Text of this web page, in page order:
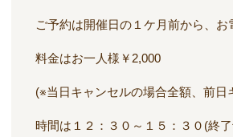
ご予約は開催日の１ケ月前から、お
料金はお一人様￥2,000
(※当日キャンセルの場合全額、前
時間は１２：３０～１５：３０(終了